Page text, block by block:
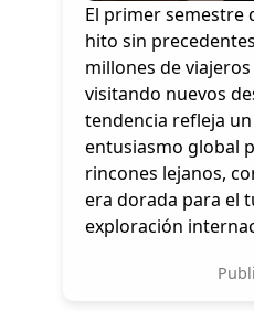
El primer semestre
hito sin
millones de
visitando nuevos
tendencia refleja
entusiasmo global
rincones lejanos,
era dorada para el
exploración